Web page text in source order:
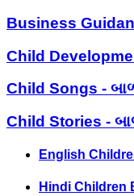
Business
Child
Child Songs -
Child Stories -
English
Hindi Children